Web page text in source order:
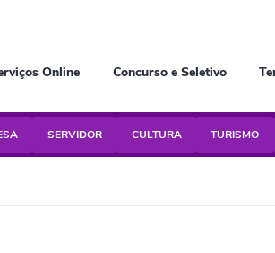
Online Concurso e Seletivo
SERVIDOR CULTURA TURISMO